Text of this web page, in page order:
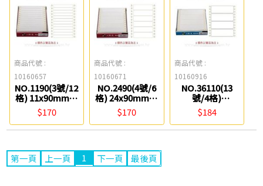
商品代號 :
10160657
NO.1190(3號/12
格) 11x90mm點
$170
商品代號 :
10160671
NO.2490(4號/6
格) 24x90mm點
$170
商品代號 :
10160916
NO.36110(13
號/4格)
36x110mm點陣
電腦標籤 鶴屋
$184
第一頁 上一頁 1 下一頁 最後頁